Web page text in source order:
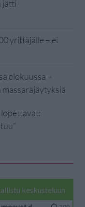
jätti
yrittäjälle – ei
elokuussa –